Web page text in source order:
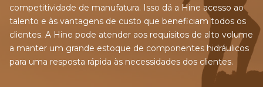
competitividade de manufatura. Isso dá a Hine acesso ao
talento e às vantagens de custo que beneficiam todos os
clientes. A Hine pode atender aos requisitos de alto volume
a manter um grande estoque de componentes hidráulicos
para uma resposta rápida às necessidades dos clientes.